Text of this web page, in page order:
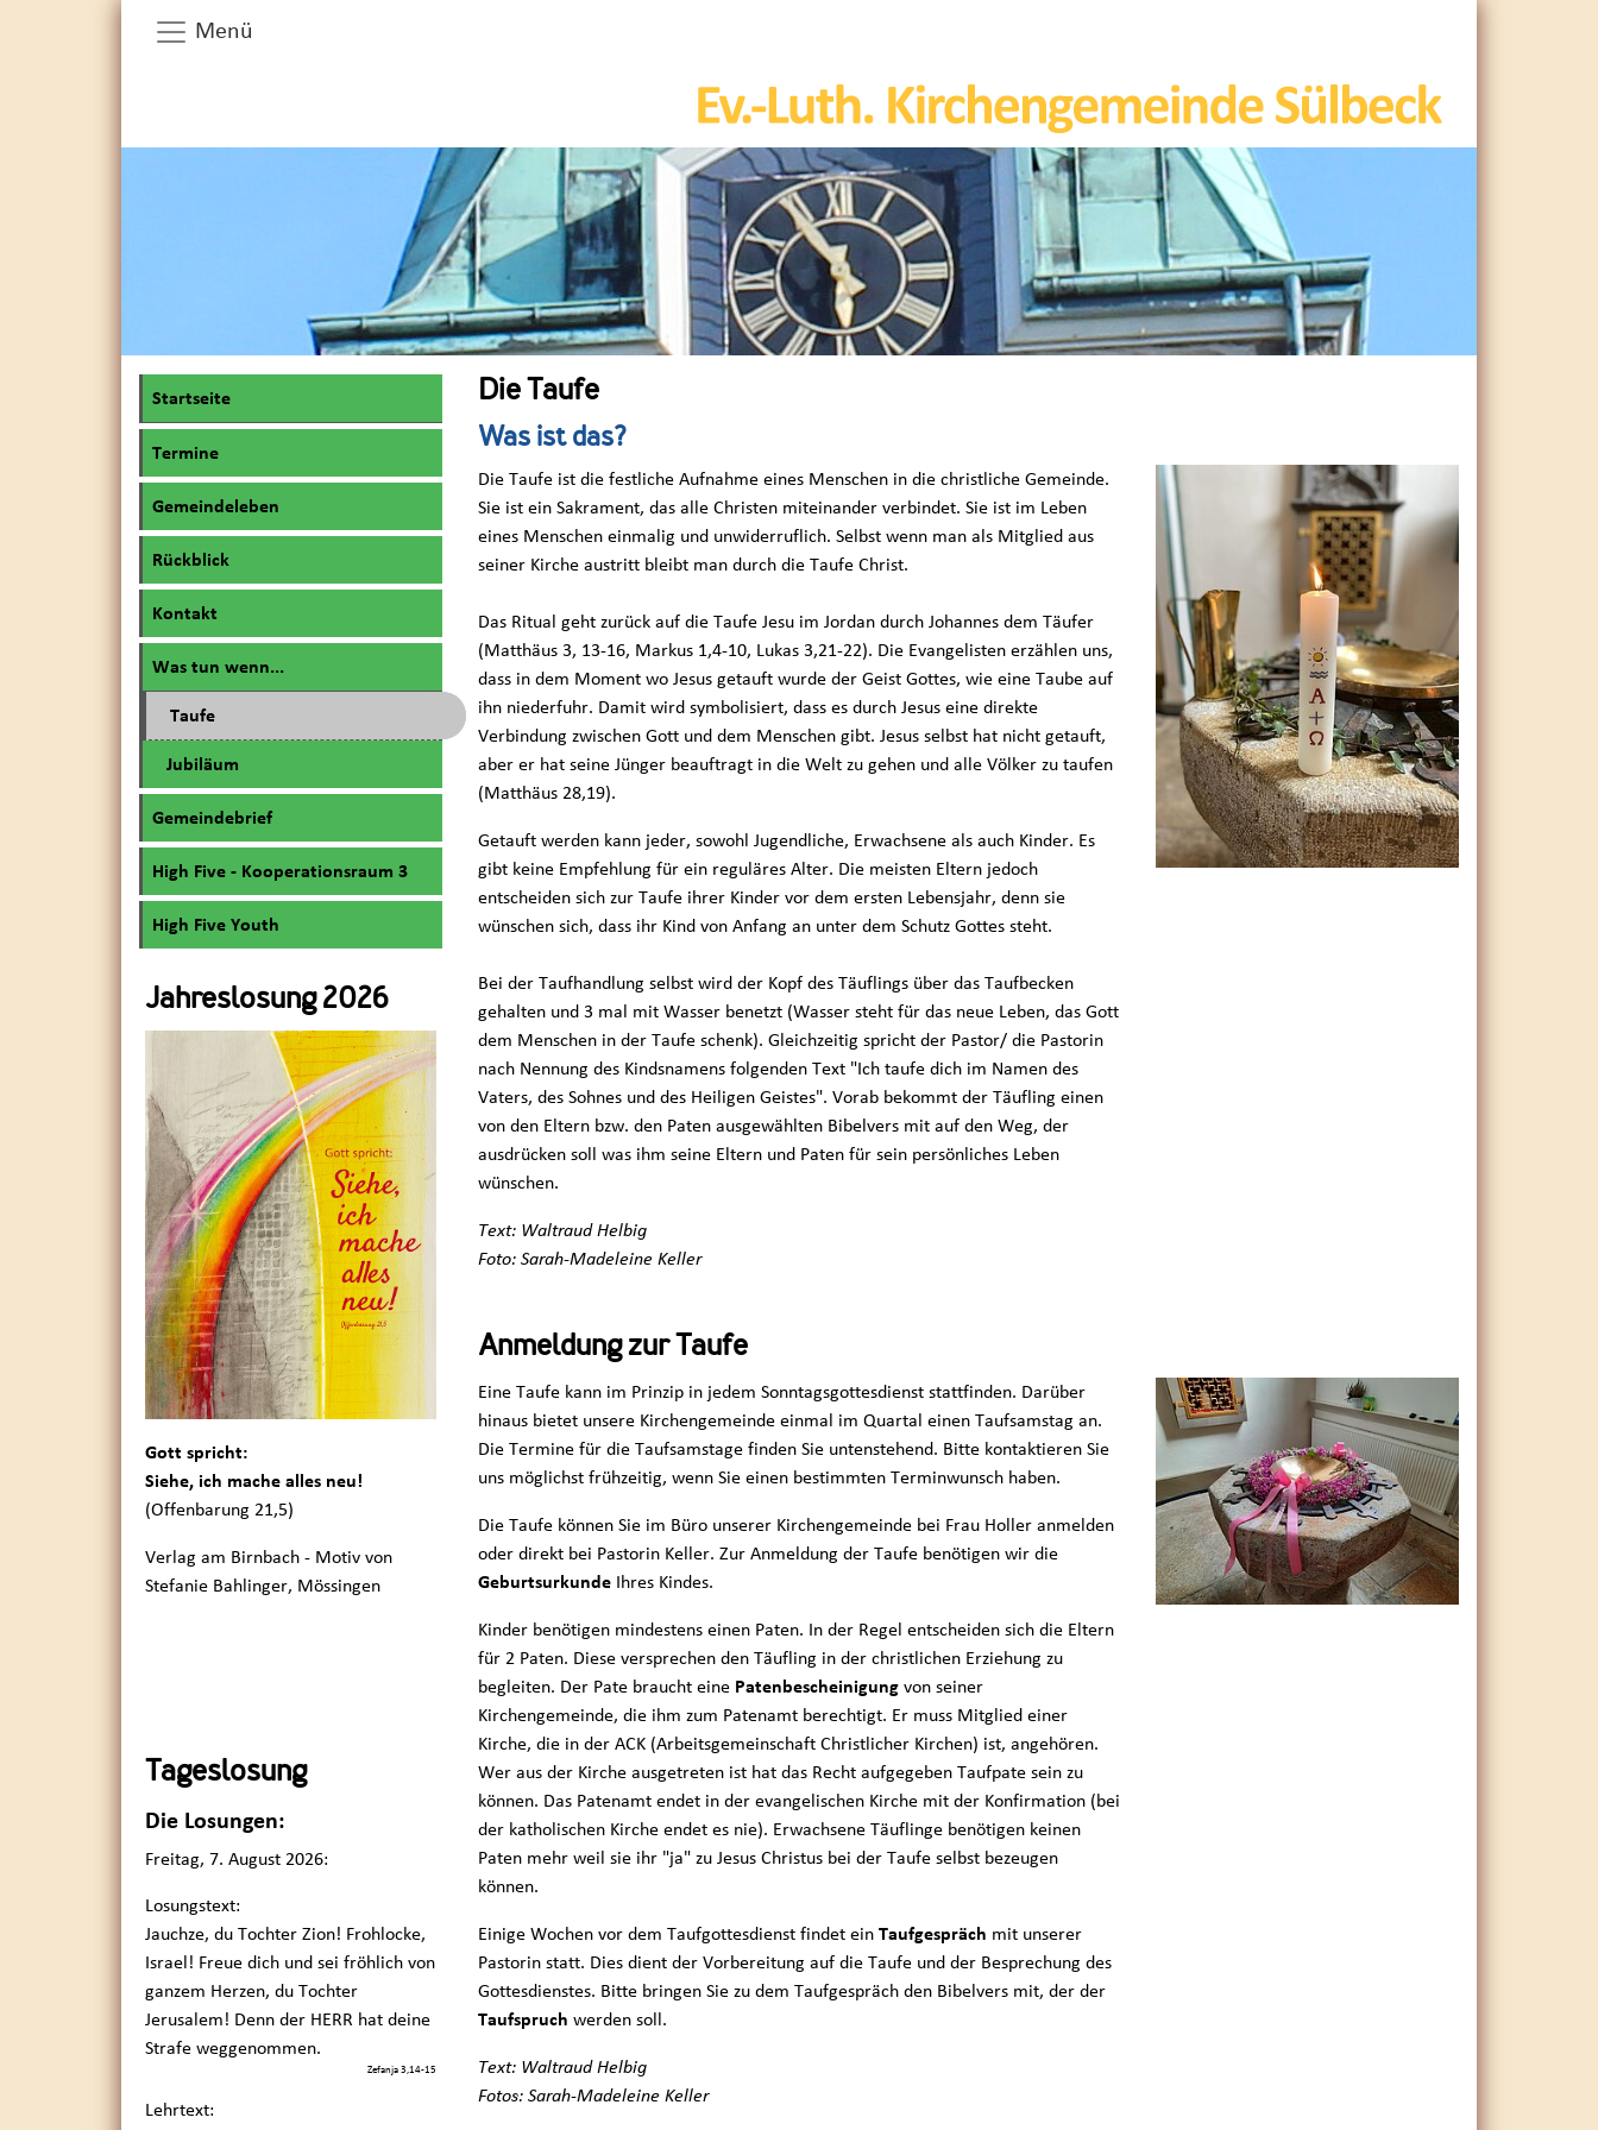
Menü
Startseite
Termine
Gemeindeleben
Rückblick
Kontakt
Was tun wenn...
Taufe
Jubiläum
Gemeindebrief
High Five - Kooperationsraum 3
High Five Youth
Jahreslosung 2026
Gott spricht:
Siehe, ich mache alles neu!
(Offenbarung 21,5)
Verlag am Birnbach - Motiv von
Stefanie Bahlinger, Mössingen
Tageslosung
Die Losungen:
Freitag, 7. August 2026:
Losungstext:
Jauchze, du Tochter Zion! Frohlocke,
Israel! Freue dich und sei fröhlich von
ganzem Herzen, du Tochter
Jerusalem! Denn der HERR hat deine
Strafe weggenommen.
Zefanja 3,14-15
Lehrtext:
Die Taufe
Was ist das?
Die Taufe ist die festliche Aufnahme eines Menschen in die christliche Gemeinde.
Sie ist ein Sakrament, das alle Christen miteinander verbindet. Sie ist im Leben
eines Menschen einmalig und unwiderruflich. Selbst wenn man als Mitglied aus
seiner Kirche austritt bleibt man durch die Taufe Christ.
Das Ritual geht zurück auf die Taufe Jesu im Jordan durch Johannes dem Täufer
(Matthäus 3, 13-16, Markus 1,4-10, Lukas 3,21-22). Die Evangelisten erzählen uns,
dass in dem Moment wo Jesus getauft wurde der Geist Gottes, wie eine Taube auf
ihn niederfuhr. Damit wird symbolisiert, dass es durch Jesus eine direkte
Verbindung zwischen Gott und dem Menschen gibt. Jesus selbst hat nicht getauft,
aber er hat seine Jünger beauftragt in die Welt zu gehen und alle Völker zu taufen
(Matthäus 28,19).
Getauft werden kann jeder, sowohl Jugendliche, Erwachsene als auch Kinder. Es
gibt keine Empfehlung für ein reguläres Alter. Die meisten Eltern jedoch
entscheiden sich zur Taufe ihrer Kinder vor dem ersten Lebensjahr, denn sie
wünschen sich, dass ihr Kind von Anfang an unter dem Schutz Gottes steht.
Bei der Taufhandlung selbst wird der Kopf des Täuflings über das Taufbecken
gehalten und 3 mal mit Wasser benetzt (Wasser steht für das neue Leben, das Gott
dem Menschen in der Taufe schenk). Gleichzeitig spricht der Pastor/ die Pastorin
nach Nennung des Kindsnamens folgenden Text "Ich taufe dich im Namen des
Vaters, des Sohnes und des Heiligen Geistes". Vorab bekommt der Täufling einen
von den Eltern bzw. den Paten ausgewählten Bibelvers mit auf den Weg, der
ausdrücken soll was ihm seine Eltern und Paten für sein persönliches Leben
wünschen.
Text: Waltraud Helbig
Foto: Sarah-Madeleine Keller
Anmeldung zur Taufe
Eine Taufe kann im Prinzip in jedem Sonntagsgottesdienst stattfinden. Darüber
hinaus bietet unsere Kirchengemeinde einmal im Quartal einen Taufsamstag an.
Die Termine für die Taufsamstage finden Sie untenstehend. Bitte kontaktieren Sie
uns möglichst frühzeitig, wenn Sie einen bestimmten Terminwunsch haben.
Die Taufe können Sie im Büro unserer Kirchengemeinde bei Frau Holler anmelden
oder direkt bei Pastorin Keller. Zur Anmeldung der Taufe benötigen wir die
Geburtsurkunde Ihres Kindes.
Kinder benötigen mindestens einen Paten. In der Regel entscheiden sich die Eltern
für 2 Paten. Diese versprechen den Täufling in der christlichen Erziehung zu
begleiten. Der Pate braucht eine Patenbescheinigung von seiner
Kirchengemeinde, die ihm zum Patenamt berechtigt. Er muss Mitglied einer
Kirche, die in der ACK (Arbeitsgemeinschaft Christlicher Kirchen) ist, angehören.
Wer aus der Kirche ausgetreten ist hat das Recht aufgegeben Taufpate sein zu
können. Das Patenamt endet in der evangelischen Kirche mit der Konfirmation (bei
der katholischen Kirche endet es nie). Erwachsene Täuflinge benötigen keinen
Paten mehr weil sie ihr "ja" zu Jesus Christus bei der Taufe selbst bezeugen
können.
Einige Wochen vor dem Taufgottesdienst findet ein Taufgespräch mit unserer
Pastorin statt. Dies dient der Vorbereitung auf die Taufe und der Besprechung des
Gottesdienstes. Bitte bringen Sie zu dem Taufgespräch den Bibelvers mit, der der
Taufspruch werden soll.
Text: Waltraud Helbig
Fotos: Sarah-Madeleine Keller